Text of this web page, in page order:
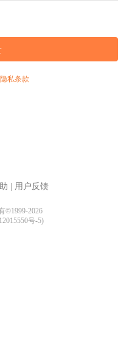
隐私条款
用户反馈
©1999-2026
号-5)